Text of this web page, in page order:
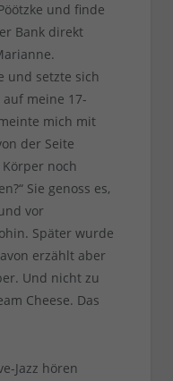
und finde
Bank direkt
und setzte sich
meine 17-
mich mit
der Seite
noch
Sie genoss es,
vor
Später wurde
erzählt aber
Und nicht zu
Cheese. Das
Jazz hören